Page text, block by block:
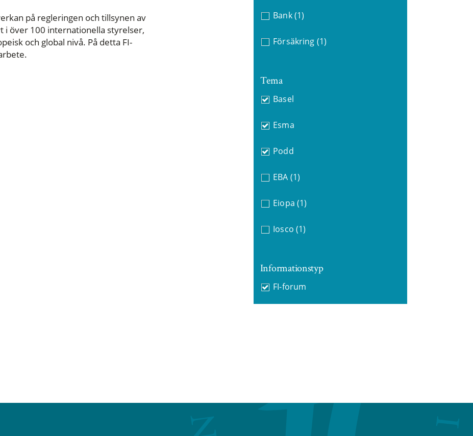
på regleringen och tillsynen av
i över 100 internationella styrelser,
och global nivå. På detta FI-
Bank (1)
Försäkring (1)
Tema
Basel
Esma
Podd
EBA (1)
Eiopa (1)
Iosco (1)
Informationstyp
FI-forum